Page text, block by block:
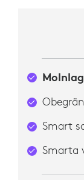
Smart
Smarta